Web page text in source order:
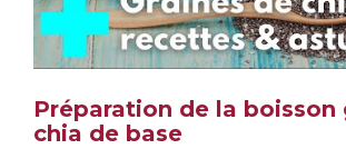
Préparation de la boisson
chia de base